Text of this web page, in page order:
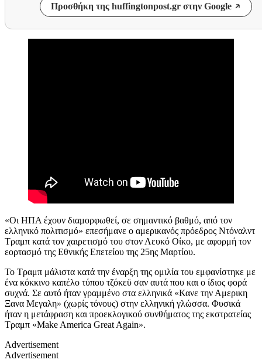
Προσθήκη της huffingtonpost.gr στην Google
«Οι ΗΠΑ έχουν διαμορφωθεί, σε σημαντικό βαθμό, από τον
ελληνικό πολιτισμό» επεσήμανε ο αμερικανός πρόεδρος Ντόναλντ
Τραμπ κατά τον χαιρετισμό του στον Λευκό Οίκο, με αφορμή τον
εορτασμό της Εθνικής Επετείου της 25ης Μαρτίου.
Το Τραμπ μάλιστα κατά την έναρξη της ομιλία του εμφανίστηκε με
ένα κόκκινο καπέλο τύπου τζόκεϋ σαν αυτά που και ο ίδιος φορά
συχνά. Σε αυτό ήταν γραμμένο στα ελληνικά «Κανε την Αμερικη
Ξανα Μεγαλη» (χωρίς τόνους) στην ελληνική γλώσσα. Φυσικά
ήταν η μετάφραση και προεκλογικού συνθήματος της εκστρατείας
Τραμπ «Make America Great Again».
Advertisement
Advertisement